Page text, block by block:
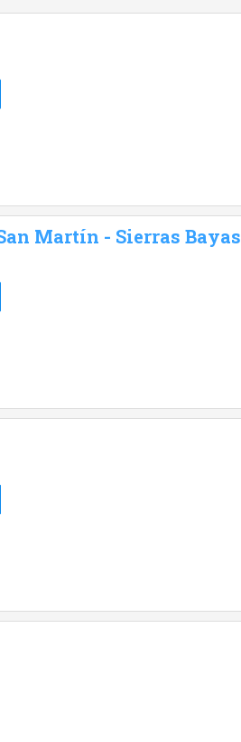
Martín - Sierras Bayas